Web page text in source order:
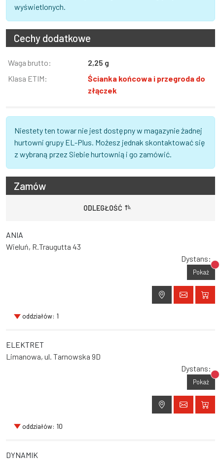
wyświetlonych.
Cechy dodatkowe
Informacja
Wartość
Waga brutto:
2,25 g
Klasa ETIM:
Ścianka końcowa i przegroda do
złączek
Niestety ten towar nie jest dostępny w magazynie żadnej
hurtowni grupy EL-Plus. Możesz jednak skontaktować się
z wybraną przez Siebie hurtownią i go zamówić.
Zamów
ODLEGŁOŚĆ
ANIA
Wieluń, R.Traugutta 43
Dystans:
Pokaż
oddziałów: 1
ELEKTRET
Limanowa, ul. Tarnowska 9D
Dystans:
Pokaż
oddziałów: 10
DYNAMIK